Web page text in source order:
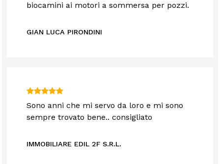
biocamini ai motori a sommersa per pozzi.
GIAN LUCA PIRONDINI
Sono anni che mi servo da loro e mi sono
sempre trovato bene.. consigliato
IMMOBILIARE EDIL 2F S.R.L.